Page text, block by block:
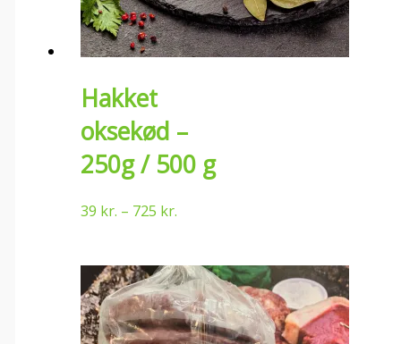
Hakket
oksekød –
250g / 500 g
39 kr. – 725 kr.